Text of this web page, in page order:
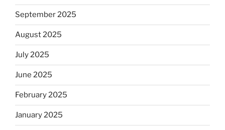
September 2025
August 2025
July 2025
June 2025
February 2025
January 2025